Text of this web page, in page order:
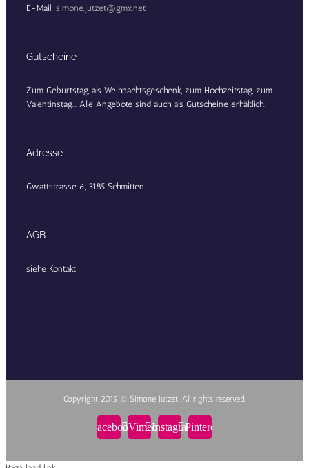
E-Mail: simone.jutzet@gmx.net
Gutscheine
Zum Geburtstag, als Weihnachtsgeschenk, zum Hochzeitstag, zum
Valentinstag... Alle Angebote sind auch als Gutscheine erhältlich.
Adresse
Gwattstrasse 6, 3185 Schmitten
AGB
siehe Kontakt
Copyright 2015 © Simone Jutzet. All rights reserved.
FacebookVimeoInstagramPinterest